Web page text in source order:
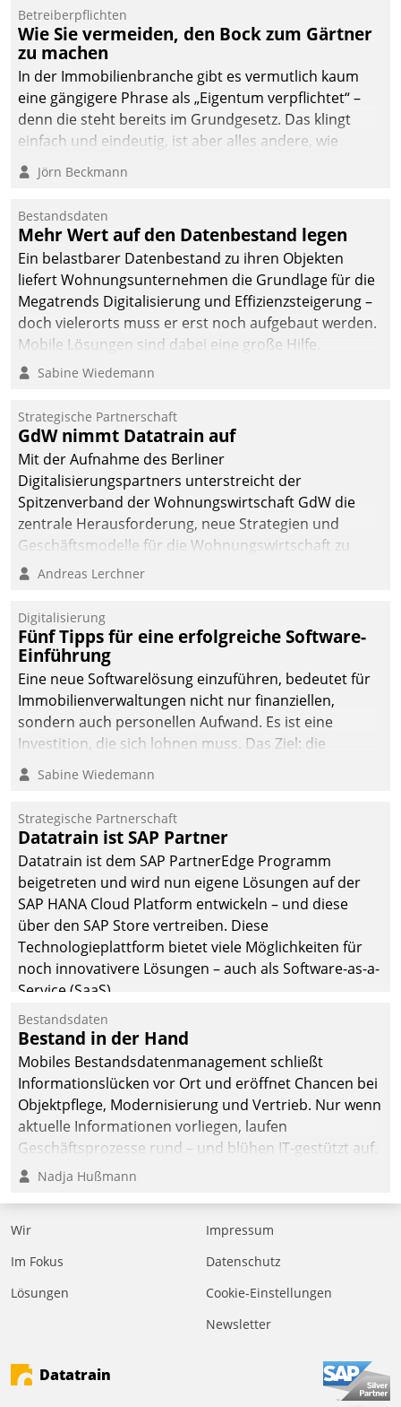
dafür ein Team
bestehend aus
Wohnungsunternehmen
und PropTech.
Betreiberpflichten
Wie Sie vermeiden, den Bock zum Gärtner
zu machen
In der Immobilienbranche gibt es vermutlich kaum
eine gängigere Phrase als „Eigentum verpflichtet“ –
denn die steht bereits im Grundgesetz. Das klingt
einfach und eindeutig, ist aber alles andere, wie
Branchenbeschäftigte wissen. Denn mit der
Verantwortung folgen Verpflichtungen.
Jörn Beckmann
Bestandsdaten
Mehr Wert auf den Datenbestand legen
Ein belastbarer Datenbestand zu ihren Objekten
liefert Wohnungsunternehmen die Grundlage für die
Megatrends Digitalisierung und Effizienzsteigerung –
doch vielerorts muss er erst noch aufgebaut werden.
Mobile Lösungen sind dabei eine große Hilfe.
Sabine Wiedemann
Strategische Partnerschaft
GdW nimmt Datatrain auf
Mit der Aufnahme des Berliner
Digitalisierungspartners unterstreicht der
Spitzenverband der Wohnungswirtschaft GdW die
zentrale Herausforderung, neue Strategien und
Geschäftsmodelle für die Wohnungswirtschaft zu
entwickeln.
Andreas Lerchner
Digitalisierung
Fünf Tipps für eine erfolgreiche Software-
Einführung
Eine neue Softwarelösung einzuführen, bedeutet für
Immobilienverwaltungen nicht nur finanziellen,
sondern auch personellen Aufwand. Es ist eine
Investition, die sich lohnen muss. Das Ziel: die
nachhaltige Optimierung der Geschäftsabläufe. Damit
dieses Ziel erreicht wird, sollten einige Grundregeln
Sabine Wiedemann
Strategische Partnerschaft
Datatrain ist SAP Partner
Datatrain ist dem SAP PartnerEdge Programm
beigetreten und wird nun eigene Lösungen auf der
SAP HANA Cloud Platform entwickeln – und diese
über den SAP Store vertreiben. Diese
Technologieplattform bietet viele Möglichkeiten für
noch innovativere Lösungen – auch als Software-as-a-
Service (SaaS).
Bestandsdaten
Bestand in der Hand
Mobiles Bestandsdatenmanagement schließt
Informationslücken vor Ort und eröffnet Chancen bei
Objektpflege, Modernisierung und Vertrieb. Nur wenn
aktuelle Informationen vorliegen, laufen
Geschäftsprozesse rund – und blühen IT-gestützt auf.
Nadja Hußmann
Wir
Im Fokus
Lösungen
Impressum
Datenschutz
Cookie-Einstellungen
Newsletter
Datatrain